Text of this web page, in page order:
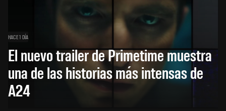
HACE 1 DÍA
El nuevo trailer de Primetime muestra
una de las historias más intensas de
A24